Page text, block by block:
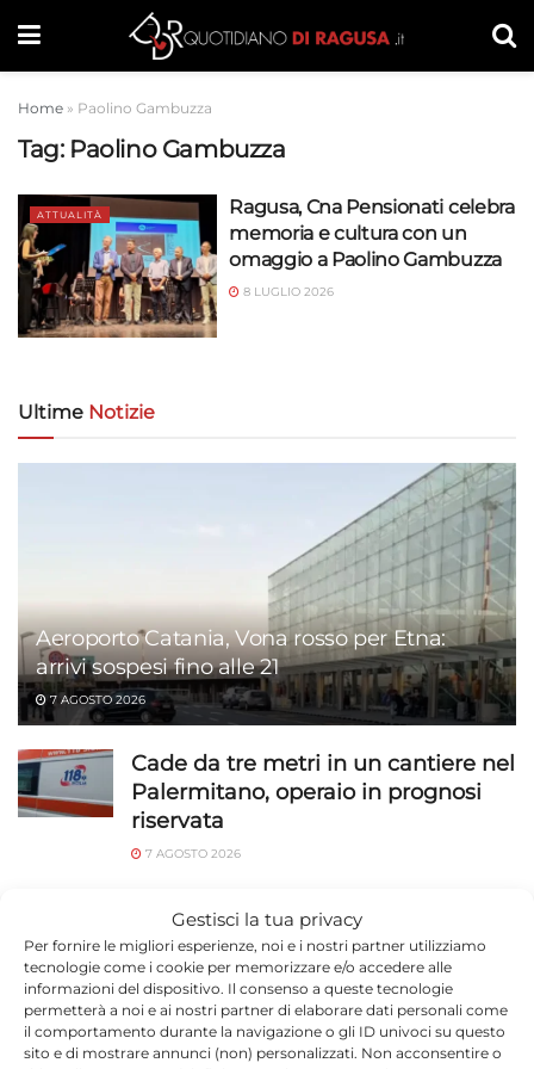
Gestisci la tua privacy
Per fornire le migliori esperienze, noi e i nostri partner utilizziamo
tecnologie come i cookie per memorizzare e/o accedere alle
informazioni del dispositivo. Il consenso a queste tecnologie
permetterà a noi e ai nostri partner di elaborare dati personali come
il comportamento durante la navigazione o gli ID univoci su questo
sito e di mostrare annunci (non) personalizzati. Non acconsentire o
Home » Paolino Gambuzza
Tag: Paolino Gambuzza
ATTUALITÀ
Ragusa, Cna Pensionati celebra
memoria e cultura con un
omaggio a Paolino Gambuzza
8 LUGLIO 2026
Ultime Notizie
Aeroporto Catania, Vona rosso per Etna:
arrivi sospesi fino alle 21
7 AGOSTO 2026
Cade da tre metri in un cantiere nel
Palermitano, operaio in prognosi
riservata
7 AGOSTO 2026
avvicinamento più volte: 31enne
finisce in carcere
7 AGOSTO 2026
Piscina comunale di Modica,